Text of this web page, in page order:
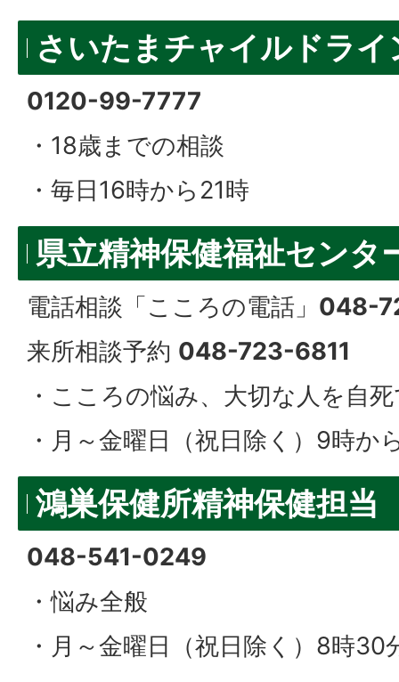
さいたまチャイルドライ
0120-99-7777
・18歳までの相談
・毎日16時から21時
県立精神保健福祉センタ
電話相談「こころの電話」 048-
来所相談予約 048-723-6811
・こころの悩み、大切な人を自
・月～金曜日（祝日除く）9時か
鴻巣保健所精神保健担当
048-541-0249
・悩み全般
・月～金曜日（祝日除く）8時30